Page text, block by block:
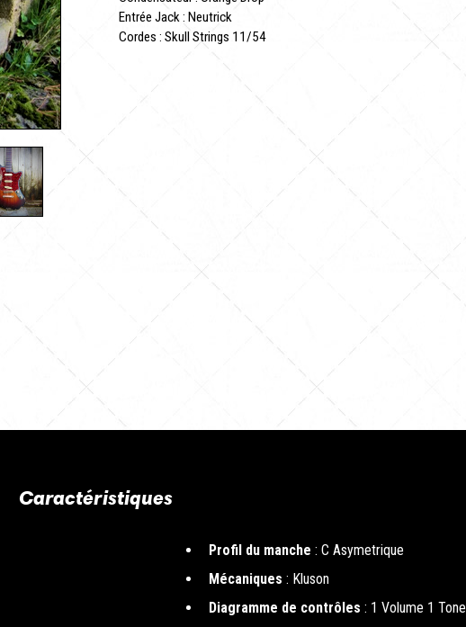
Entrée Jack : Neutrick
Cordes : Skull Strings 11/54
Caractéristiques
Profil du manche : C Asymetrique
Mécaniques : Kluson
Diagramme de contrôles : 1 Volume 1 Tone